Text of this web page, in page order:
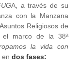
A, a través de su
con la Manzana
Religiosos de
el marco de la 38ª
la vida con
en dos fases: